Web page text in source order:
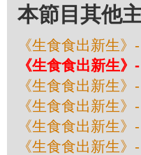
本節目其他
《生食食出新生
《生食食出新生
《生食食出新生
《生食食出新生
《生食食出新生
《生食食出新生